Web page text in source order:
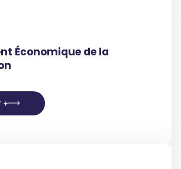
Économique de la
+
+